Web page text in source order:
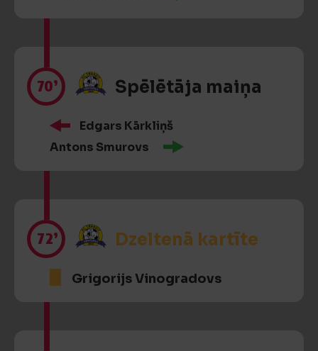
70’ Spēlētāja maiņa
Edgars Kārkliņš
Antons Smurovs
72’ Dzeltenā kartīte
Grigorijs Vinogradovs